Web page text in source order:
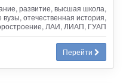
развитие, высшая школа,
вузы, отечественная история,
ЛАИ, ЛИАП, ГУАП
Перейти